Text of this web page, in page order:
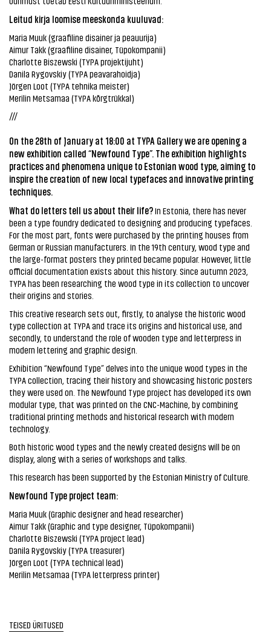
Leitud kirja loomise meeskonda kuuluvad:
Maria Muuk (graafiline disainer ja peauurija)
Aimur Takk (graafiline disainer, Tüpokompanii)
Charlotte Biszewski (TYPA projektijuht)
Danila Rygovskiy (TYPA peavarahoidja)
Jörgen Loot (TYPA tehnika meister)
Merilin Metsamaa (TYPA kõrgtrükkal)
///
On the 28th of January at 18:00 at TYPA Gallery we are opening a
new exhibition called “Newfound Type”. The exhibition highlights
practices and phenomena unique to Estonian wood type, aiming to
inspire the creation of new local typefaces and innovative printing
techniques.
What do letters tell us about their life?In Estonia, there has never
been a type foundry dedicated to designing and producing typefaces.
For the most part, fonts were purchased by the printing houses from
German or Russian manufacturers. In the 19th century, wood type and
the large-format posters they printed became popular. However, little
official documentation exists about this history. Since autumn 2023,
TYPA has been researching the wood type in its collection to uncover
their origins and stories.
This creative research sets out, firstly, to analyse the historic wood
type collection at TYPA and trace its origins and historical use, and
secondly, to understand the role of wooden type and letterpress in
modern lettering and graphic design.
Exhibition “Newfound Type” delves into the unique wood types in the
TYPA collection, tracing their history and showcasing historic posters
they were used on. The Newfound Type project has developed its own
modular type, that was printed on the CNC-Machine, by combining
traditional printing methods and historical research with modern
technology.
Both historic wood types and the newly created designs will be on
display, along with a series of workshops and talks.
This research has been supported by the Estonian Ministry of Culture.
Newfound Type project team:
Maria Muuk (Graphic designer and head researcher)
Aimur Takk (Graphic and type designer, Tüpokompanii)
Charlotte Biszewski (TYPA project lead)
Danila Rygovskiy (TYPA treasurer)
Jörgen Loot (TYPA technical lead)
Merilin Metsamaa (TYPA letterpress printer)
TEISED ÜRITUSED